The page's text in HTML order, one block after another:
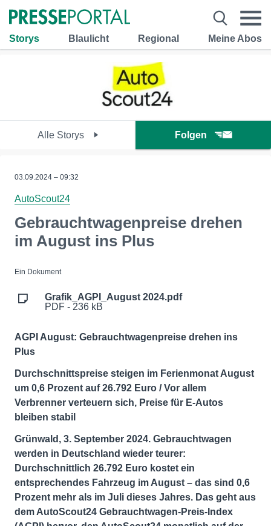
Storys Blaulicht Regional Meine Abos
Alle Storys Folgen
03.09.2024 – 09:32
AutoScout24
Gebrauchtwagenpreise drehen
im August ins Plus
Ein Dokument
Grafik_AGPI_August 2024.pdf
PDF - 236 kB
AGPI August: Gebrauchtwagenpreise drehen ins
Plus
Durchschnittspreise steigen im Ferienmonat August
um 0,6 Prozent auf 26.792 Euro / Vor allem
Verbrenner verteuern sich, Preise für E-Autos
bleiben stabil
Grünwald , 3. September 2024. Gebrauchtwagen
werden in Deutschland wieder teurer:
Durchschnittlich 26.792 Euro kostet ein
entsprechendes Fahrzeug im August – das sind 0,6
Prozent mehr als im Juli dieses Jahres. Das geht aus
dem AutoScout24 Gebrauchtwagen-Preis-Index